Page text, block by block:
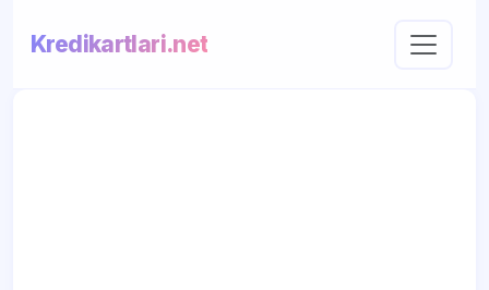
Kredikartlari.net